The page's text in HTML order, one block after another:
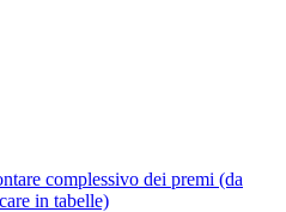
complessivo dei premi (da
in tabelle)